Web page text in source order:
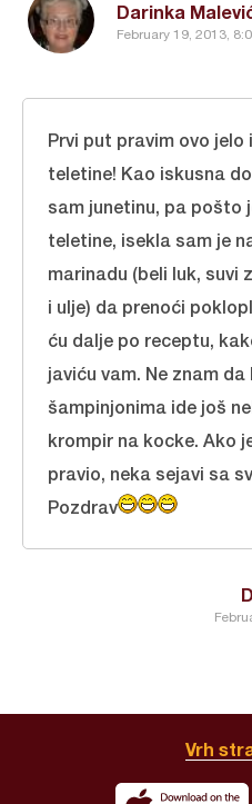
Darinka
February 19, 2013,
Prvi put pravim ovo jelo
teletine! Kao iskusna
sam junetinu, pa pošto
teletine, isekla sam je
marinadu (beli luk, suvi
i ulje) da prenoći
ću dalje po receptu,
javiću vam. Ne znam
šampinjonima ide još
krompir na kocke. Ako
pravio, neka sejavi sa
Pozdrav
Vrh